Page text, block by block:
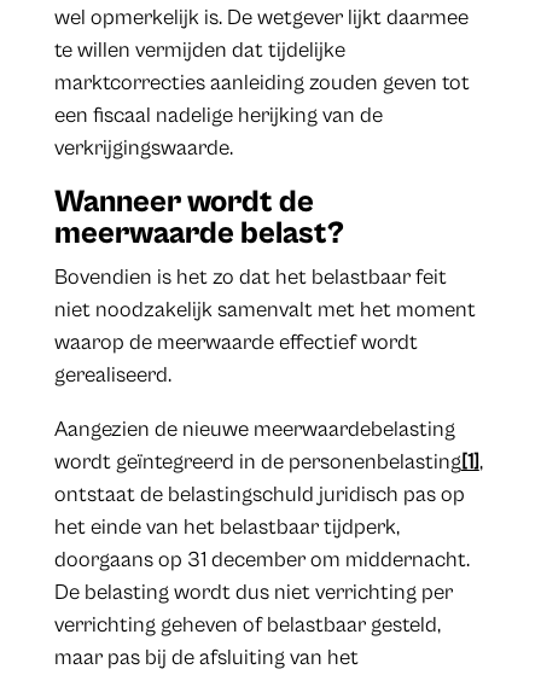
wel opmerkelijk is. De wetgever lijkt daarmee
te willen vermijden dat tijdelijke
marktcorrecties aanleiding zouden geven tot
een fiscaal nadelige herijking van de
verkrijgingswaarde.
Wanneer wordt de
meerwaarde belast?
Bovendien is het zo dat het belastbaar feit
niet noodzakelijk samenvalt met het moment
waarop de meerwaarde effectief wordt
gerealiseerd.
Aangezien de nieuwe meerwaardebelasting
wordt geïntegreerd in de personenbelasting[1],
ontstaat de belastingschuld juridisch pas op
het einde van het belastbaar tijdperk,
doorgaans op 31 december om middernacht.
De belasting wordt dus niet verrichting per
verrichting geheven of belastbaar gesteld,
maar pas bij de afsluiting van het